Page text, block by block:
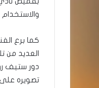
والاستخدام
كما برع
العديد من
دور ستيف
تصويره على